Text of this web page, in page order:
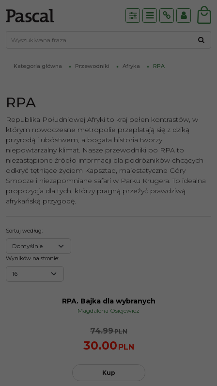
PanelMenuInfoPanel
Kategoria główna Przewodniki Afryka RPA
RPA
Republika Południowej Afryki to kraj pełen kontrastów, w
którym nowoczesne metropolie przeplatają się z dziką
przyrodą i ubóstwem, a bogata historia tworzy
niepowtarzalny klimat. Nasze przewodniki po RPA to
niezastąpione źródło informacji dla podróżników chcących
odkryć tętniące życiem Kapsztad, majestatyczne Góry
Smocze i niezapomniane safari w Parku Krugera. To idealna
propozycja dla tych, którzy pragną przeżyć prawdziwą
afrykańską przygodę.
Sortuj według:
Wyników na stronie:
RPA. Bajka dla wybranych
Magdalena Osiejewicz
74.99PLN
30.00 PLN
Kup